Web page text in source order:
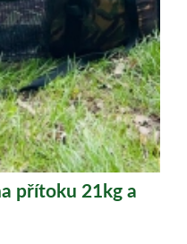
přítoku 21kg a